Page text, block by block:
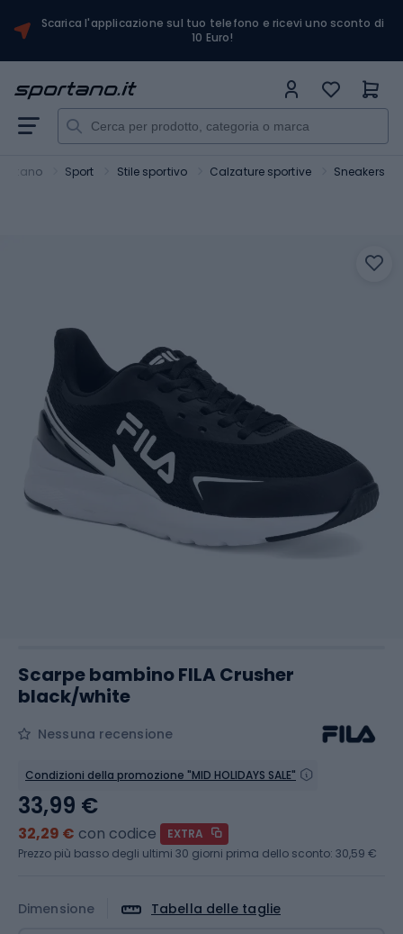
Scarica l'applicazione sul tuo telefono e ricevi uno sconto di
10 Euro!
Sport Stile sportivo Calzature sportive Sneakers
Scarpe bambino FILA Crusher
black/white
Nessuna recensione
Condizioni della promozione "MID HOLIDAYS SALE"
Dimensione Tabella delle taglie
33,99 €
32,29 € con codice
EXTRA
Prezzo più basso degli ultimi 30 giorni prima dello sconto: 30,59 €